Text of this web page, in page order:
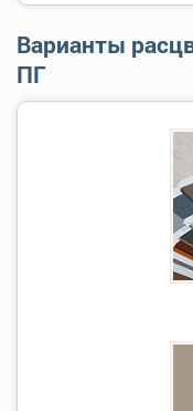
Варианты
ПГ